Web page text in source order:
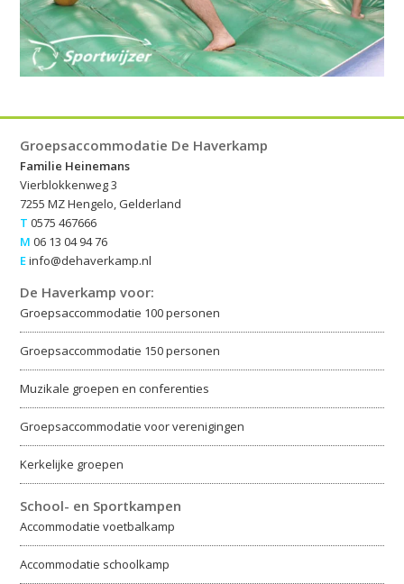
Groepsaccommodatie De Haverkamp
Familie Heinemans
Vierblokkenweg 3
7255 MZ Hengelo, Gelderland
T 0575 467666
M 06 13 04 94 76
Einfo@dehaverkamp.nl
De Haverkamp voor:
Groepsaccommodatie 100 personen
Groepsaccommodatie 150 personen
Muzikale groepen en conferenties
Groepsaccommodatie voor verenigingen
Kerkelijke groepen
School- en Sportkampen
Accommodatie voetbalkamp
Accommodatie schoolkamp